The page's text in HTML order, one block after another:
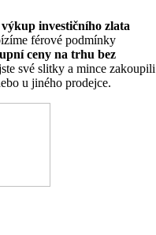
investičního zlata
férové podmínky
ceny na trhu bez
své slitky a mince zakoupili
u jiného prodejce.